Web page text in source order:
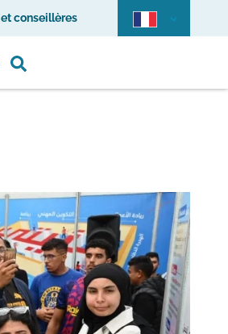
conseillères